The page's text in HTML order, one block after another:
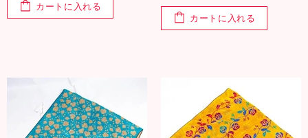
カートに入れる
カートに入れる